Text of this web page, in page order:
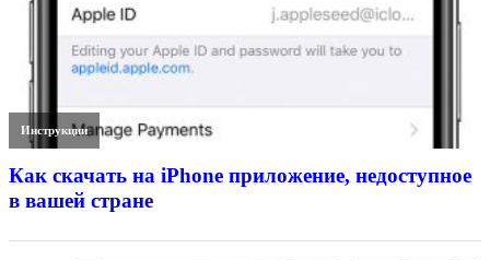
Инструкции
Как скачать на iPhone приложение, недоступное
в вашей стране